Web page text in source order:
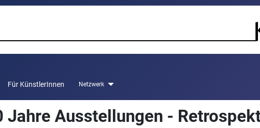
Für KünstlerInnen Netzwerk
Jahre Ausstellungen -